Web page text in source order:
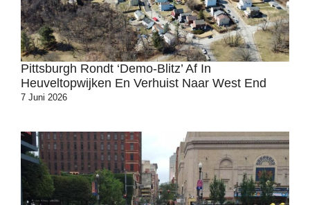
Pittsburgh Rondt ‘demo-Blitz’ Af In
Heuveltopwijken En Verhuist Naar West End
7 Juni 2026